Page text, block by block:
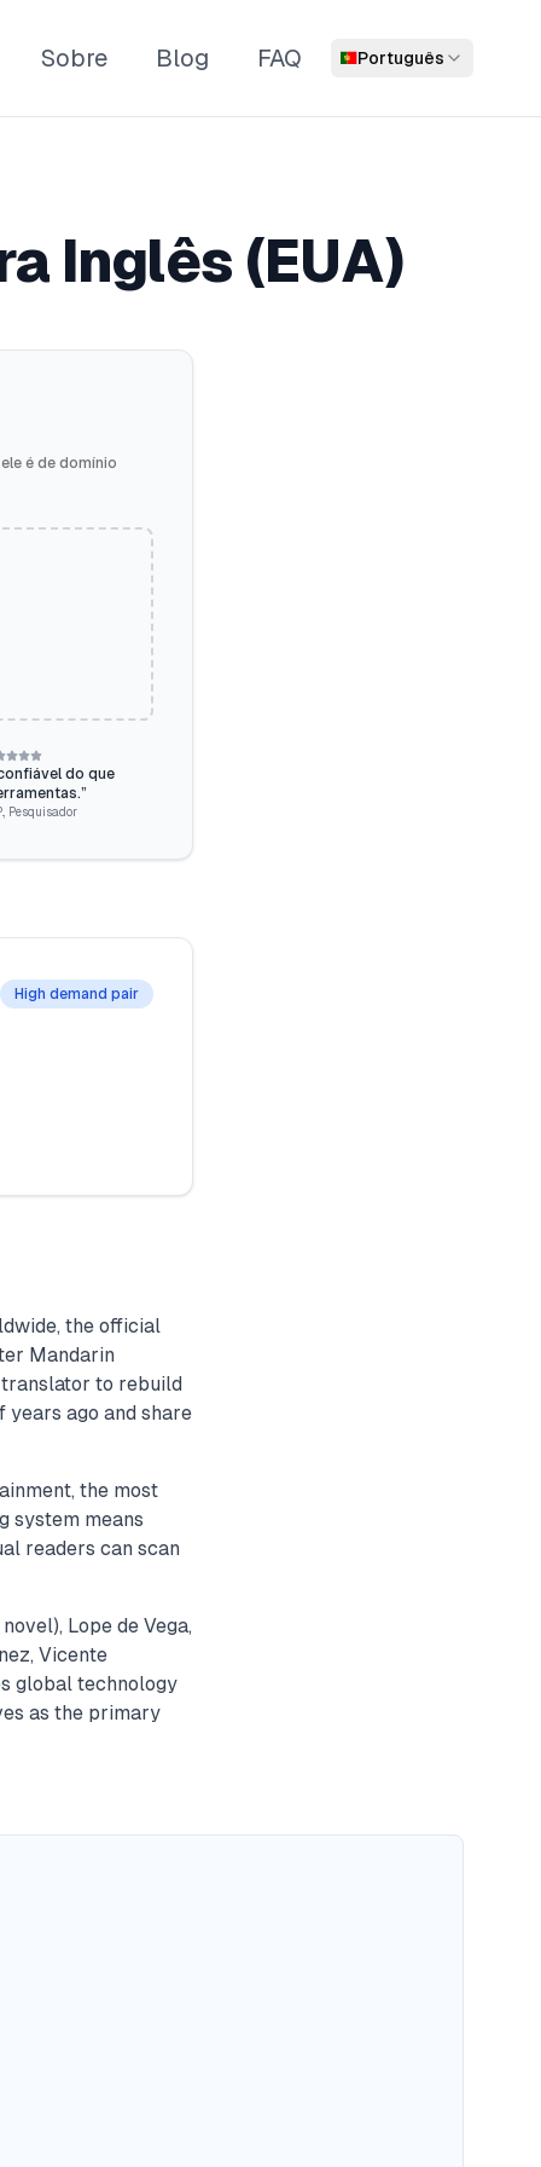
Sobre Blog FAQ Português
Inglês (EUA)
é de domínio
do que
”
Pesquisador
High demand pair
the official
Mandarin
to rebuild
ago and share
the most
system means
readers can scan
Lope de Vega,
Vicente
global technology
as the primary